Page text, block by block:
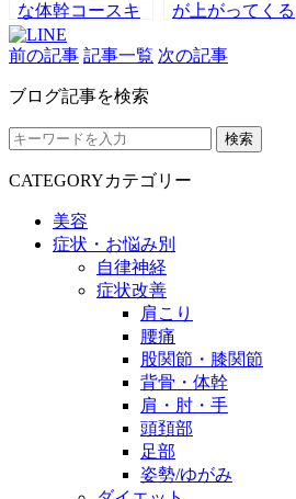
な体幹コースキ
ャンペーンは今
月末まで!!
が上がってくる
よう！
前の記事 記事一覧 次の記事
ブログ記事を検索
検索
CATEGORYカテゴリー
美容
症状・お悩み別
自律神経
症状改善
肩こり
腰痛
股関節・膝関節
背骨・体幹
肩・肘・手
頭頚部
足部
姿勢/ゆがみ